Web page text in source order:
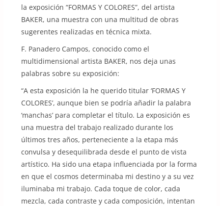
la exposición “FORMAS Y COLORES”, del artista
BAKER, una muestra con una multitud de obras
sugerentes realizadas en técnica mixta.
F. Panadero Campos, conocido como el
multidimensional artista BAKER, nos deja unas
palabras sobre su exposición:
“A esta exposición la he querido titular ‘FORMAS Y
COLORES’, aunque bien se podría añadir la palabra
‘manchas’ para completar el título. La exposición es
una muestra del trabajo realizado durante los
últimos tres años, perteneciente a la etapa más
convulsa y desequilibrada desde el punto de vista
artístico. Ha sido una etapa influenciada por la forma
en que el cosmos determinaba mi destino y a su vez
iluminaba mi trabajo. Cada toque de color, cada
mezcla, cada contraste y cada composición, intentan